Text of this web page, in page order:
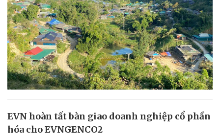
EVN hoàn tất bàn giao doanh nghiệp cổ phần
hóa cho EVNGENCO2